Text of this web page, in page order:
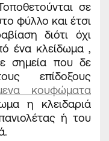
σε
φύλλο και έτσι
διότι όχι
ένα κλείδωμα ,
σημεία που δε
επίδοξους
κουφώματα
η κλειδαριά
ή του